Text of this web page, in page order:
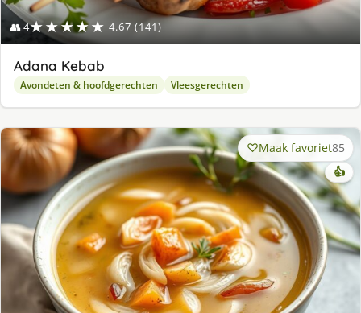
👥 4★★★★★ 4.67 (141)
Adana Kebab
Avondeten & hoofdgerechten Vleesgerechten
Maak favoriet85
👍